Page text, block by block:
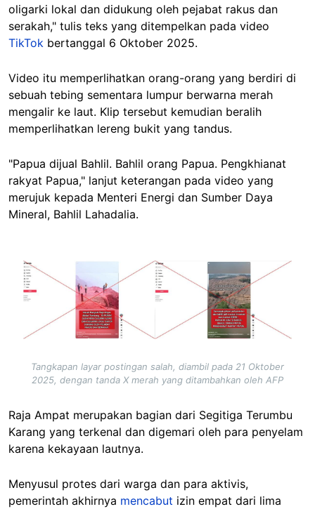
oligarki lokal dan didukung oleh pejabat rakus dan
serakah," tulis teks yang ditempelkan pada video
TikTok bertanggal 6 Oktober 2025.
Video itu memperlihatkan orang-orang yang berdiri di
sebuah tebing sementara lumpur berwarna merah
mengalir ke laut. Klip tersebut kemudian beralih
memperlihatkan lereng bukit yang tandus.
"Papua dijual Bahlil. Bahlil orang Papua. Pengkhianat
rakyat Papua," lanjut keterangan pada video yang
merujuk kepada Menteri Energi dan Sumber Daya
Mineral, Bahlil Lahadalia.
Image
Tangkapan layar postingan salah, diambil pada 21 Oktober
2025, dengan tanda X merah yang ditambahkan oleh AFP
Raja Ampat merupakan bagian dari Segitiga Terumbu
Karang yang terkenal dan digemari oleh para penyelam
karena kekayaan lautnya.
Menyusul protes dari warga dan para aktivis,
pemerintah akhirnya mencabut izin empat dari lima